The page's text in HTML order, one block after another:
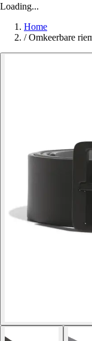
Loading...
Home
/ Omkeerbare